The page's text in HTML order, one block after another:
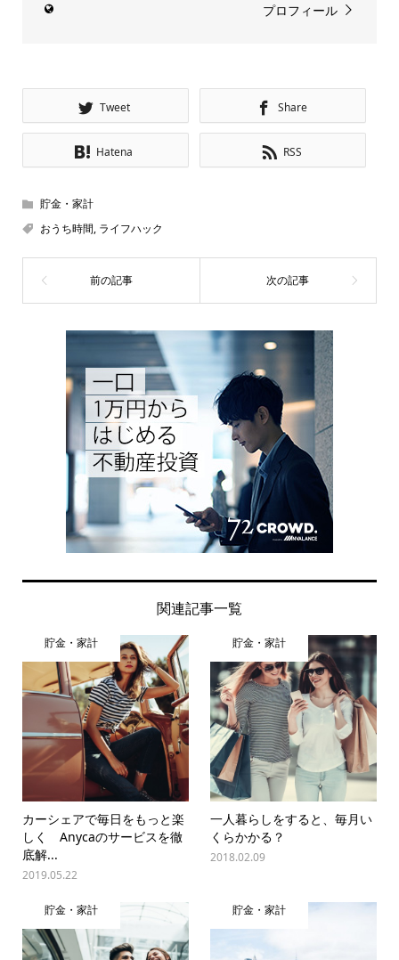
プロフィール
Tweet Share
Hatena RSS
貯金・家計
おうち時間, ライフハック
関連記事一覧
貯金・家計
カーシェアで毎日をもっと楽
しく Anycaのサービスを徹
底解...
2019.05.22
貯金・家計
一人暮らしをすると、毎月い
くらかかる？
2018.02.09
貯金・家計 貯金・家計